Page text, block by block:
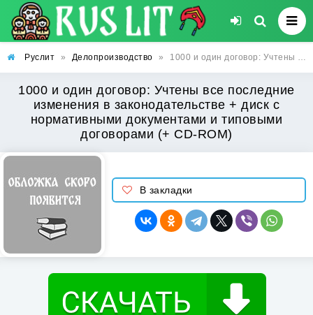
Руслит » Делопроизводство » 1000 и один договор: Учтены все последние изменения в законодательстве + диск с нормативными документами и типовыми договорами (+ CD-ROM)
1000 и один договор: Учтены все последние
изменения в законодательстве + диск с
нормативными документами и типовыми
договорами (+ CD-ROM)
В закладки